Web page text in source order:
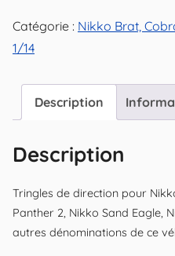
de
direction
Nikko
Cobra
Panther
(...)
1/14
Catégorie : Nikko Brat,
1/14
Description
Description
Tringles de direction pour
Panther 2, Nikko Sand Eagle,
autres dénominations de ce